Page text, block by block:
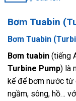
Bơm Tuabin
Bơm Tuabin
Bơm tuabin (tiếng
Turbine Pump) là
kế để bơm nước từ
ngầm, sông, hồ…